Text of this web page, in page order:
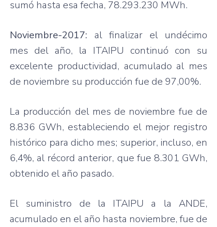
sumó hasta esa fecha, 78.293.230 MWh.
Noviembre-2017: al finalizar el undécimo
mes del año, la ITAIPU continuó con su
excelente productividad, acumulado al mes
de noviembre su producción fue de 97,00%.
La producción del mes de noviembre fue de
8.836 GWh, estableciendo el mejor registro
histórico para dicho mes; superior, incluso, en
6,4%, al récord anterior, que fue 8.301 GWh,
obtenido el año pasado.
El suministro de la ITAIPU a la ANDE,
acumulado en el año hasta noviembre, fue de